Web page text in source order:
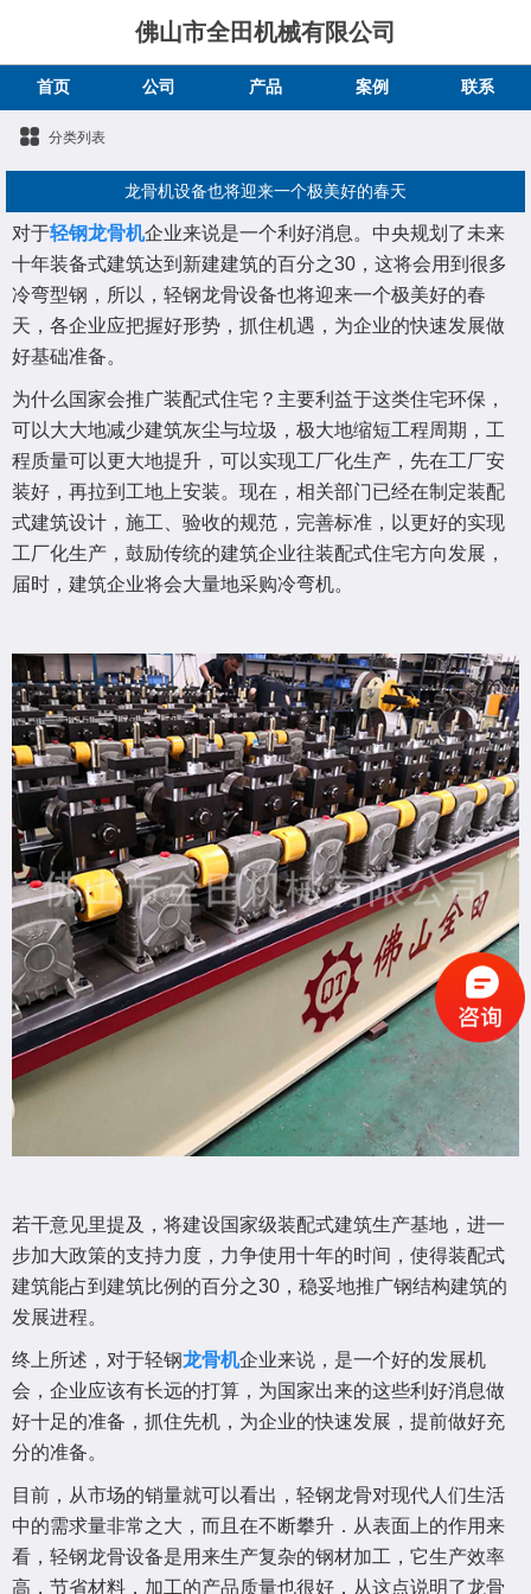
佛山市全田机械有限公司
首页 公司 产品 案例 联系
分类列表
龙骨机设备也将迎来一个极美好的春天
对于轻钢龙骨机企业来说是一个利好消息。中央规划了未来
十年装备式建筑达到新建建筑的百分之30，这将会用到很多
冷弯型钢，所以，轻钢龙骨设备也将迎来一个极美好的春
天，各企业应把握好形势，抓住机遇，为企业的快速发展做
好基础准备。
为什么国家会推广装配式住宅？主要利益于这类住宅环保，
可以大大地减少建筑灰尘与垃圾，极大地缩短工程周期，工
程质量可以更大地提升，可以实现工厂化生产，先在工厂安
装好，再拉到工地上安装。现在，相关部门已经在制定装配
式建筑设计，施工、验收的规范，完善标准，以更好的实现
工厂化生产，鼓励传统的建筑企业往装配式住宅方向发展，
届时，建筑企业将会大量地采购冷弯机。
若干意见里提及，将建设国家级装配式建筑生产基地，进一
步加大政策的支持力度，力争使用十年的时间，使得装配式
建筑能占到建筑比例的百分之30，稳妥地推广钢结构建筑的
发展进程。
终上所述，对于轻钢龙骨机企业来说，是一个好的发展机
会，企业应该有长远的打算，为国家出来的这些利好消息做
好十足的准备，抓住先机，为企业的快速发展，提前做好充
分的准备。
目前，从市场的销量就可以看出，轻钢龙骨对现代人们生活
中的需求量非常之大，而且在不断攀升．从表面上的作用来
看，轻钢龙骨设备是用来生产复杂的钢材加工，它生产效率
高，节省材料，加工的产品质量也很好．从这点说明了龙骨